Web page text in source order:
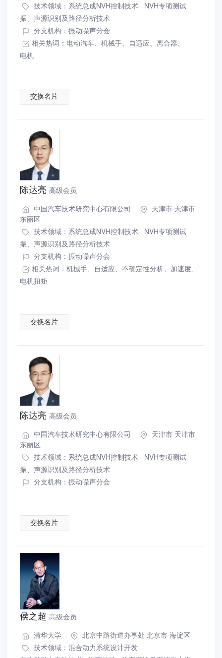
技术领域： 系统总成NVH控制技术
NVH专项测试
振、声源识别及路径分析技术
分支机构：振动噪声分会
相关热词： 电动汽车、 机械手、 自适应、 离合器、
电机
交换名片
陈达亮 高级会员
中国汽车技术研究中心有限公司
天津市 天津市
东丽区
技术领域： 系统总成NVH控制技术
NVH专项测试
振、声源识别及路径分析技术
分支机构：振动噪声分会
相关热词： 机械手、 自适应、 不确定性分析、 加速度、
电机扭矩
交换名片
陈达亮 高级会员
中国汽车技术研究中心有限公司
天津市 天津市
东丽区
技术领域： 系统总成NVH控制技术
NVH专项测试
振、声源识别及路径分析技术
分支机构：振动噪声分会
交换名片
侯之超 高级会员
清华大学
北京中路街道办事处 北京市 海淀区
技术领域： 混合动力系统设计开发